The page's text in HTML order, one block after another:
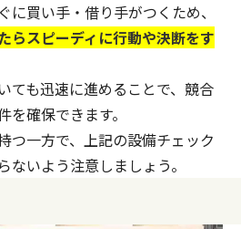
に買い手・借り手がつくため、
らスピーディに行動や決断をす
ても迅速に進めることで、競合
確保できます。
つ一方で、上記の設備チェック
いよう注意しましょう。